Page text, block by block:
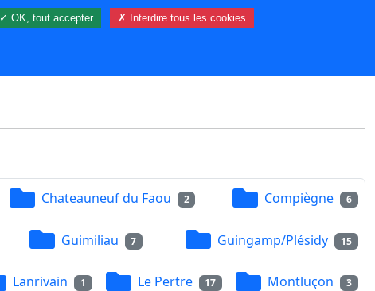
Chateauneuf du Faou 2 Compiègne 6
Guimiliau 7 Guingamp/Plésidy 15
Lanrivain 1 Le Pertre 17 Montluçon 3
✓ OK, tout accepter ✗ Interdire tous les cookies